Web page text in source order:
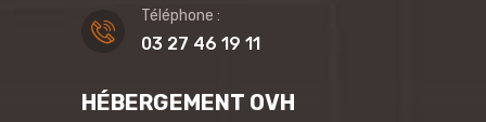
Téléphone :
03 27 46 19 11
HÉBERGEMENT OVH